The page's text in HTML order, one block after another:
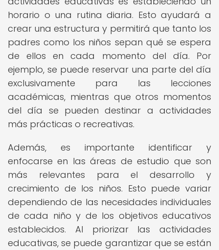
horario o una rutina diaria. Esto ayudará a
crear una estructura y permitirá que tanto los
padres como los niños sepan qué se espera
de ellos en cada momento del día. Por
ejemplo, se puede reservar una parte del día
exclusivamente para las lecciones
académicas, mientras que otros momentos
del día se pueden destinar a actividades
más prácticas o recreativas.
Además, es importante identificar y
enfocarse en las áreas de estudio que son
más relevantes para el desarrollo y
crecimiento de los niños. Esto puede variar
dependiendo de las necesidades individuales
de cada niño y de los objetivos educativos
establecidos. Al priorizar las actividades
educativas, se puede garantizar que se están